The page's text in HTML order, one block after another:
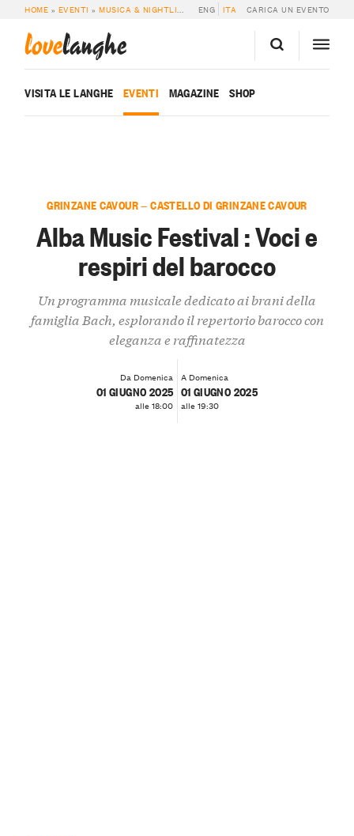
HOME » EVENTI »MUSICA & NIGHTLIFE ALBA MUSIC FESTIVAL : VOCI E
ENG ITA CARICA UN EVENTO
lovelanghe
VISITA LE LANGHE EVENTI MAGAZINE SHOP
GRINZANE CAVOUR — CASTELLO DI GRINZANE CAVOUR
Alba Music Festival : Voci e
respiri del barocco
Un programma musicale dedicato ai brani della
famiglia Bach, esplorando il repertorio barocco con
eleganza e raffinatezza
Da Domenica
01 GIUGNO 2025
alle 18:00
A Domenica
01 GIUGNO 2025
alle 19:30